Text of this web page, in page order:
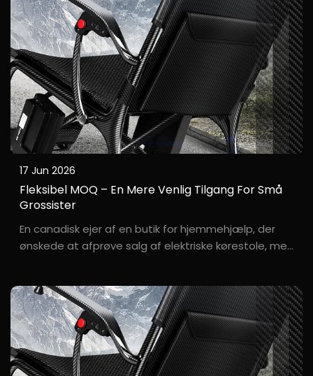
var ingen lokale reparationsservicecentre, ...
17 Jun 2026
Fleksibel MOQ – En Mere Venlig Tilgang For Små
Grossister
En canadisk ejer af en butik for hjemmehjælp, der
ønskede at afprøve salg af elektriske kørestole, men
længe ønsket at tilføje elektriske kørestole til sit
sortiment, men ...